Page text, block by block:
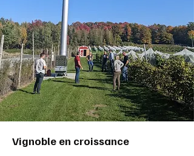
Vignoble en croissance